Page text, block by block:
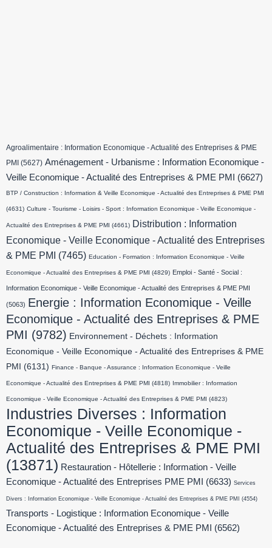
Agroalimentaire : Information Economique - Actualité des Entreprises & PME
PMI (5627) Aménagement - Urbanisme : Information Economique -
Veille Economique - Actualité des Entreprises & PME PMI
(6627)
BTP / Construction : Information & Veille Economique - Actualité des Entreprises & PME PMI
(4631) Culture - Tourisme - Loisirs - Sport : Information Economique - Veille Economique -
Actualité des Entreprises & PME PMI (4661) Distribution : Information
Economique - Veille Economique - Actualité des Entreprises
& PME PMI
(7465) Education - Formation : Information Economique - Veille
Economique - Actualité des Entreprises & PME PMI (4829) Emploi - Santé - Social :
Information Economique - Veille Economique - Actualité des Entreprises & PME PMI
(5063) Energie : Information Economique - Veille
Economique - Actualité des Entreprises & PME
PMI (9782) Environnement - Déchets : Information
Economique - Veille Economique - Actualité des Entreprises & PME
PMI
(6131) Finance - Banque - Assurance : Information Economique - Veille
Economique - Actualité des Entreprises & PME PMI (4818) Immobilier : Information
Economique - Veille Economique - Actualité des Entreprises & PME PMI (4823)
Industries Diverses : Information
Economique - Veille Economique -
Actualité des Entreprises & PME PMI
(13871) Restauration - Hôtellerie : Information - Veille
Economique - Actualité des Entreprises PME PMI
(6633) Services
Divers : Information Economique - Veille Economique - Actualité des Entreprises & PME PMI (4554)
Transports - Logistique : Information Economique - Veille
Economique - Actualité des Entreprises & PME PMI
(6562)